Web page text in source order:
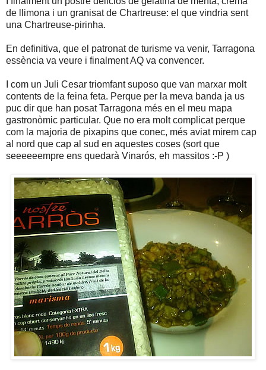
de llimona i un granisat de Chartreuse: el que vindria sent
una Chartreuse-pirinha.
En definitiva, que el patronat de turisme va venir, Tarragona
essència va veure i finalment AQ va convencer.
I com un Juli Cesar triomfant suposo que van marxar molt
contents de la feina feta. Perque per la meva banda ja us
puc dir que han posat Tarragona més en el meu mapa
gastronòmic particular. Que no era molt complicat perque
com la majoria de pixapins que conec, més aviat mirem cap
al nord que cap al sud en aquestes coses (sort que
seeeeeempre ens quedarà Vinarós, eh massitos :-P )